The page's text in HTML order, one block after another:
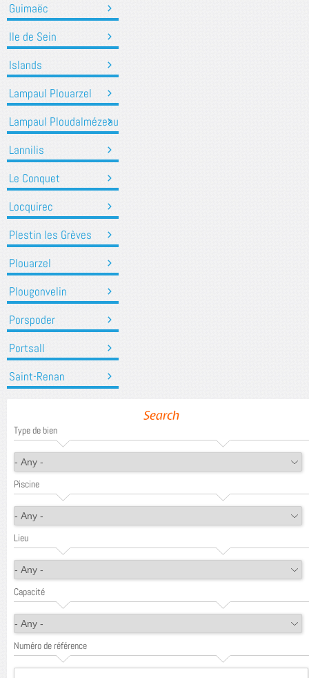
Guimaëc
Ile de Sein
Islands
Lampaul Plouarzel
Lampaul Ploudalmézeau
Lannilis
Le Conquet
Locquirec
Plestin les Grèves
Plouarzel
Plougonvelin
Porspoder
Portsall
Saint-Renan
Search
Type de bien
Piscine
Lieu
Capacité
Numéro de référence